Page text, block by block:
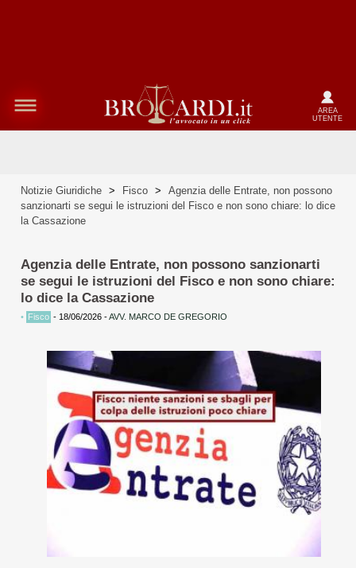
AREA
UTENTE
Notizie Giuridiche > Fisco >
Agenzia delle Entrate, non possono
sanzionarti se segui le istruzioni del Fisco e non sono chiare: lo dice
la Cassazione
Agenzia delle Entrate, non possono sanzionarti
se segui le istruzioni del Fisco e non sono chiare:
lo dice la Cassazione
• Fisco - 18/06/2026 -AVV. MARCO DE GREGORIO